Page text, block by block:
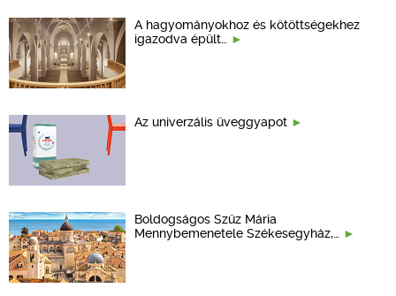
A hagyományokhoz és kötöttségekhez
igazodva épült…
Az univerzális üveggyapot
Boldogságos Szűz Mária
Mennybemenetele Székesegyház,…